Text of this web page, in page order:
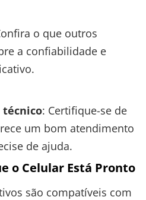
o que outros
a confiabilidade e
: Certifique-se de
um bom atendimento
de ajuda.
o Celular Está Pronto
são compatíveis com